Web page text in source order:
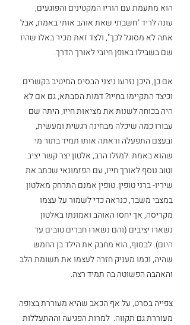
הוא מתעמת עם הוריו המקטינים והפוגעים,
עונה לריד "חשבתי שאת אוהב אותי באמת, אבל
אתה לא מסוגל לכך", ולצד זאת מכיר באלו שהיו
שם בשבילו באופן חיובי לאורך הדרך.
אם כן, היכן נזרעו ניצני הבסיס המיטיב בקשרים
וכיצד התקיימו בחייו? דמות הסבתא, גם אם לא
היה בכוחה לשנות את מציאות חייו, היתה שם
עבורו כמה שיכלה מבחינה רגשית ומעשית,
ובעצם התפעלה וראתה אותו תמיד בתור מי
שהוא באמת. למזלו הרב, אלטון יצר קשר יציב
וטוב נוסף לאורך חייו, עם הפזמונאי שכתב את
שיריו- ברני טופין. טופין אמנם התרחק מאלטון
במצבי משבר, כנראה כדי לשמור על עצמו
מקריסה, אך יחסו האוהב ואמונתו באלטון
נשארו יציבים (והם נשארו חברים טובים עד
היום). לבסוף, הוא מחבק את הילד בן החמש
שהיה, וכמו מעניק חזרה לעצמו את תשומת הלב
והאהבה הפשוטה בה תמיד רצה.
צפייה בסרט, על אף הכאב שהיא מעוררת בצופה
מעוררת גם תקווה.  למרות הפגיעה וההתעללות